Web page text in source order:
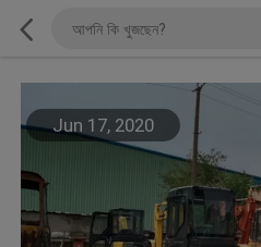
Jun 17, 2020